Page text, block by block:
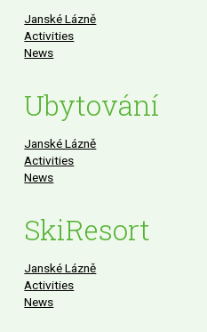
Janské Lázně
Activities
News
Ubytování
Janské Lázně
Activities
News
SkiResort
Janské Lázně
Activities
News